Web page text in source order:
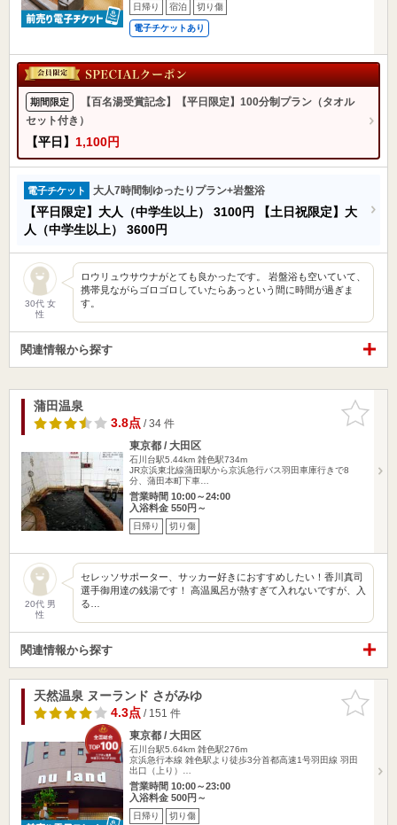
日帰り 宿泊 切り傷
電子チケットあり
期間限定
【百名湯受賞記念】【平日限定】100分制プラン（タオル
セット付き）
【平日】 1,100円
電子チケット 大人7時間制ゆったりプラン+岩盤浴
【平日限定】大人（中学生以上） 3100円
【土日祝限定】大
人（中学生以上） 3600円
30代 女
性
ロウリュウサウナがとても良かったです。 岩盤浴も空いていて、
携帯見ながらゴロゴロしていたらあっという間に時間が過ぎま
す。
関連情報から探す
お気に入
りに追加
蒲田温泉
3.8点/ 34 件
東京都 / 大田区
石川台駅5.44km 雑色駅734m
JR京浜東北線蒲田駅から京浜急行バス羽田車庫行きで8
分、蒲田本町下車…
営業時間 10:00～24:00
入浴料金 550円～
日帰り 切り傷
20代 男
性
セレッソサポーター、サッカー好きにおすすめしたい！香川真司
選手御用達の銭湯です！ 高温風呂が熱すぎて入れないですが、入
る…
関連情報から探す
お気に入
りに追加
天然温泉 ヌーランド さがみゆ
4.3点/ 151 件
東京都 / 大田区
石川台駅5.64km 雑色駅276m
京浜急行本線 雑色駅より徒歩3分首都高速1号羽田線 羽田
出口（上り）…
営業時間 10:00～23:00
入浴料金 500円～
日帰り 切り傷